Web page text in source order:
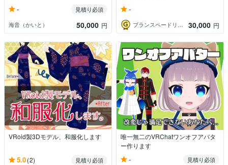
-
見積り必須
海音（かいと）
50,000 円
-
ブランスペードリーフ 30,000 円
VRoid製3Dモデル、和服化します
5.0(2)
見積り必須
唯一無二のVRChatワンオフアバタ
ー作ります
-
見積り必須